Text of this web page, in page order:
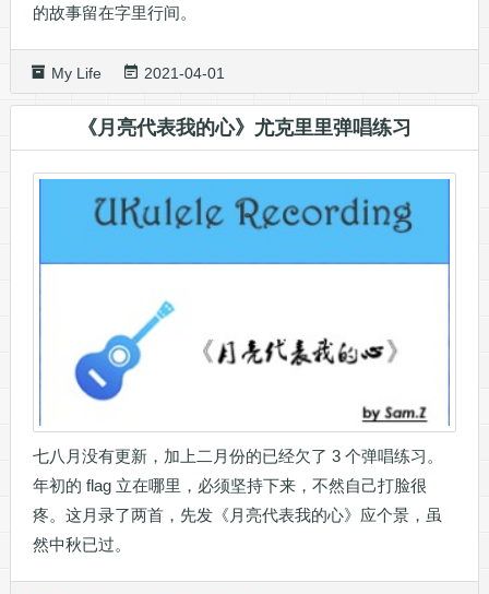
的故事留在字里行间。
My Life 2021-04-01
《月亮代表我的心》尤克里里弹唱练习
七八月没有更新，加上二月份的已经欠了 3 个弹唱练习。
年初的 flag 立在哪里，必须坚持下来，不然自己打脸很
疼。这月录了两首，先发《月亮代表我的心》应个景，虽
然中秋已过。